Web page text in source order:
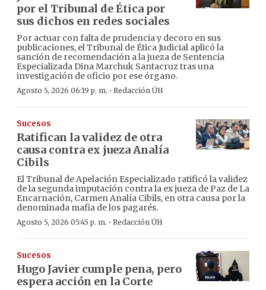
por el Tribunal de Ética por
sus dichos en redes sociales
Por actuar con falta de prudencia y decoro en sus
publicaciones, el Tribunal de Ética Judicial aplicó la
sanción de recomendación a la jueza de Sentencia
Especializada Dina Marchuk Santacruz tras una
investigación de oficio por ese órgano.
Agosto 5, 2026 06:19 p. m. · Redacción ÚH
Sucesos
Ratifican la validez de otra
causa contra ex jueza Analía
Cibils
El Tribunal de Apelación Especializado ratificó la validez
de la segunda imputación contra la ex jueza de Paz de La
Encarnación, Carmen Analía Cibils, en otra causa por la
denominada mafia de los pagarés.
Agosto 5, 2026 05:45 p. m. · Redacción ÚH
Sucesos
Hugo Javier cumple pena, pero
espera acción en la Corte